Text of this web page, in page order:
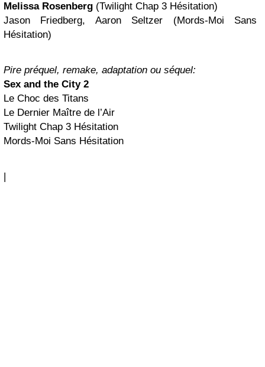
Melissa Rosenberg (Twilight Chap 3 Hésitation)
Jason Friedberg, Aaron Seltzer (Mords-Moi Sans
Hésitation)
Pire préquel, remake, adaptation ou séquel:
Sex and the City 2
Le Choc des Titans
Le Dernier Maître de l’Air
Twilight Chap 3 Hésitation
Mords-Moi Sans Hésitation
|